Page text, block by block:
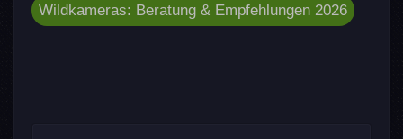
Wildkameras: Beratung & Empfehlungen 2026